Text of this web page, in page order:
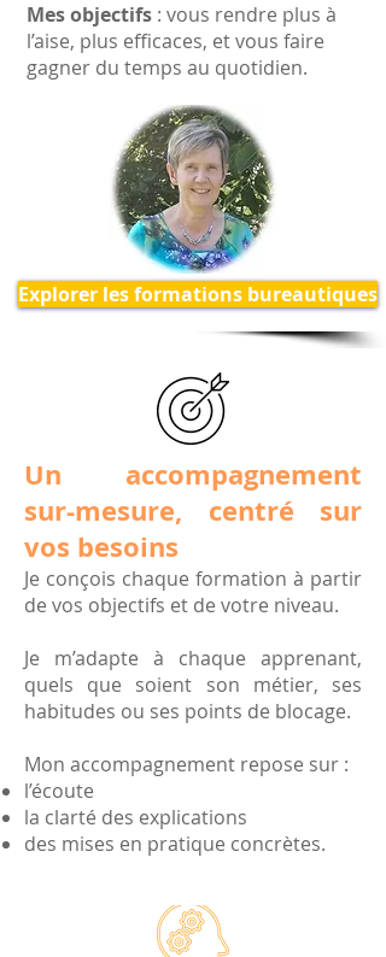
Mes objectifs : vous rendre plus à
l’aise, plus efficaces, et vous faire
gagner du temps au quotidien.
Explorer les formations bureautiques
Un accompagnement
sur-mesure, centré sur
vos besoins
Je conçois chaque formation à partir
de vos objectifs et de votre niveau.
Je m’adapte à chaque apprenant,
quels que soient son métier, ses
habitudes ou ses points de blocage.
Mon accompagnement repose sur :
l’écoute
la clarté des explications
des mises en pratique concrètes.